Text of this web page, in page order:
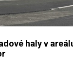
haly v